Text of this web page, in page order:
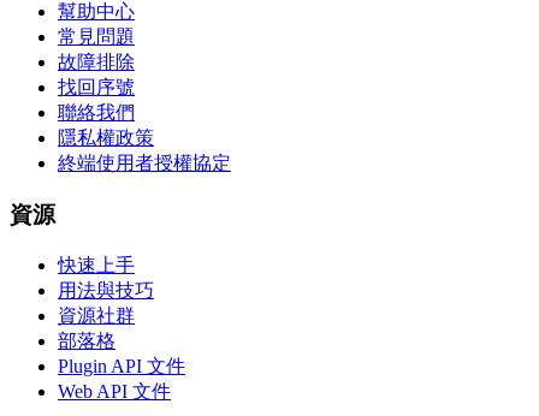
幫助中心
常見問題
故障排除
找回序號
聯絡我們
隱私權政策
終端使用者授權協定
資源
快速上手
用法與技巧
資源社群
部落格
Plugin API 文件
Web API 文件